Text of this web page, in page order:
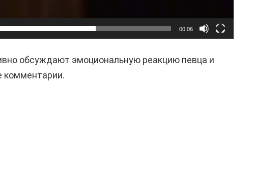
00:06
обсуждают эмоциональную реакцию певца и
комментарии.